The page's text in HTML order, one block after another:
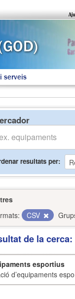
serveis
resultats per
CSV
de la
esportius
d’equipaments